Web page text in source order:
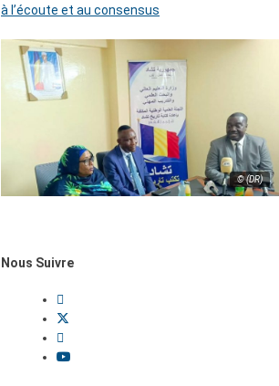
à l’écoute et au consensus
© (DR)
Nous Suivre